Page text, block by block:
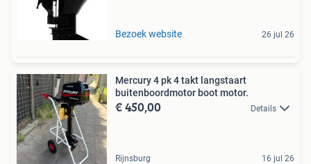
Bezoek website 26 jul 26
Mercury 4 pk 4 takt langstaart
buitenboordmotor boot motor.
€ 450,00 Details
Rijnsburg 16 jul 26